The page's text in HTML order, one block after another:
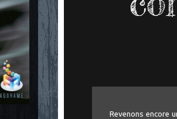
Revenons encore